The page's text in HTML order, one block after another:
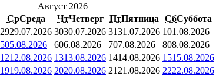
Август 2026
СрСреда ЧтЧетверг ПтПятница СбСуббота
2929.07.2026 3030.07.2026 3131.07.2026 101.08.2026
505.08.2026 606.08.2026 707.08.2026 808.08.2026
1212.08.2026 1313.08.2026 1414.08.2026 1515.08.2026
1919.08.2026 2020.08.2026 21 21.08.2026 2222.08.2026